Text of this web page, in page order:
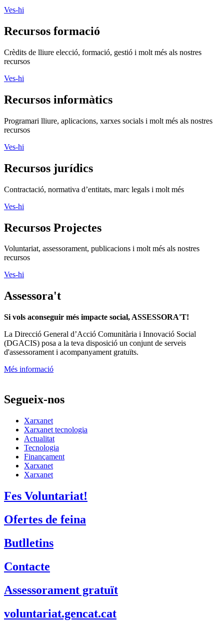
Ves-hi
Recursos formació
Crèdits de lliure elecció, formació, gestió i molt més als nostres
recursos
Ves-hi
Recursos informàtics
Programari lliure, aplicacions, xarxes socials i molt més als nostres
recursos
Ves-hi
Recursos jurídics
Contractació, normativa d’entitats, marc legals i molt més
Ves-hi
Recursos Projectes
Voluntariat, assessorament, publicacions i molt més als nostres
recursos
Ves-hi
Assessora't
Si vols aconseguir més impacte social, ASSESSORA'T!
La Direcció General d’Acció Comunitària i Innovació Social
(DGACIS) posa a la teva disposició un conjunt de serveis
d'assessorament i acompanyament gratuïts.
Més informació
Segueix-nos
Xarxanet
Xarxanet tecnologia
Actualitat
Tecnologia
Finançament
Xarxanet
Xarxanet
Fes Voluntariat!
Ofertes de feina
Butlletins
Contacte
Assessorament gratuït
voluntariat.gencat.cat